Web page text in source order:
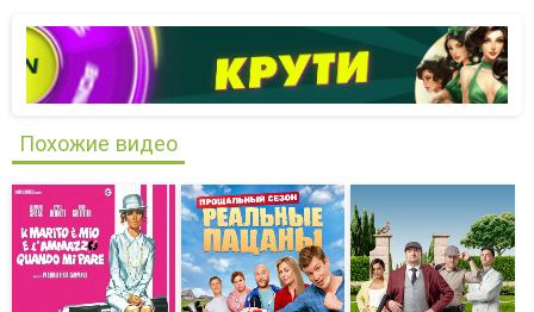
Похожие видео